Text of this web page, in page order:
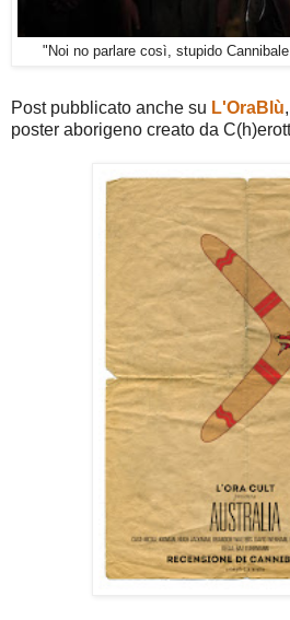
"Noi no parlare così, stupido
Post pubblicato anche su L'OraBlù
poster aborigeno creato da